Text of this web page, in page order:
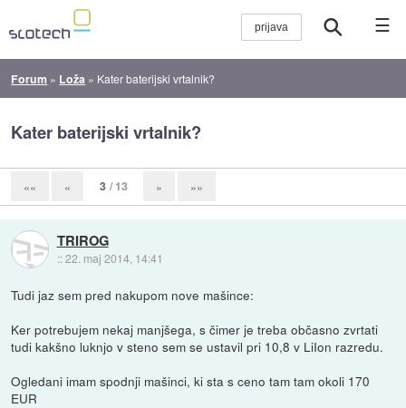
☰
Forum » Loža » Kater baterijski vrtalnik?
Kater baterijski vrtalnik?
«« « 3 / 13 » »»
TRIROG
::22. maj 2014, 14:41
Tudi jaz sem pred nakupom nove mašince:
Ker potrebujem nekaj manjšega, s čimer je treba občasno zvrtati
tudi kakšno luknjo v steno sem se ustavil pri 10,8 v LiIon razredu.
Ogledani imam spodnji mašinci, ki sta s ceno tam tam okoli 170
EUR